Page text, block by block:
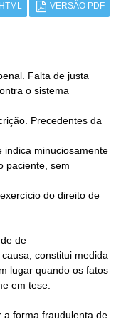
VERSÃO PDF
Falta de justa
indica minuciosamente
de